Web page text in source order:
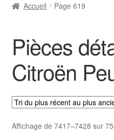
Livraison
Livraison internationale
Mon compte
Paiements
Accueil Page 619
Pièces
Citroën
Affichage de 7417–7428 sur